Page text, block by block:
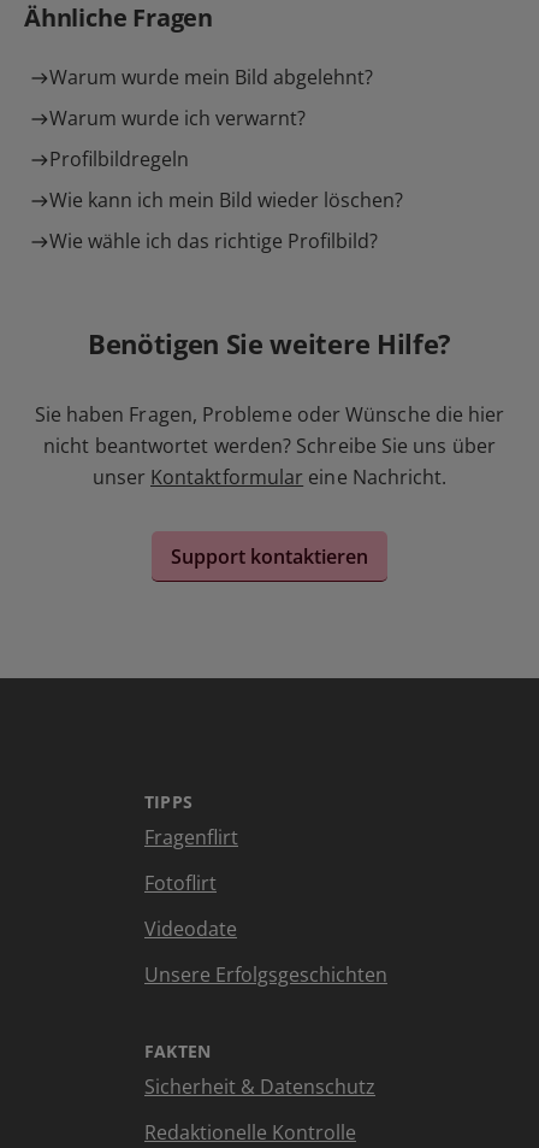
Ähnliche Fragen
Warum wurde mein Bild abgelehnt?
Warum wurde ich verwarnt?
Profilbildregeln
Wie kann ich mein Bild wieder löschen?
Wie wähle ich das richtige Profilbild?
Benötigen Sie weitere Hilfe?
Sie haben Fragen, Probleme oder Wünsche die hier
nicht beantwortet werden? Schreibe Sie uns über
unser Kontaktformular eine Nachricht.
Support kontaktieren
TIPPS
Fragenflirt
Fotoflirt
Videodate
Unsere Erfolgsgeschichten
FAKTEN
Sicherheit & Datenschutz
Redaktionelle Kontrolle